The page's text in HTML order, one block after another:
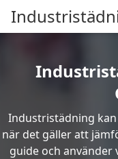
Industristädning
när det gäller att
guide och